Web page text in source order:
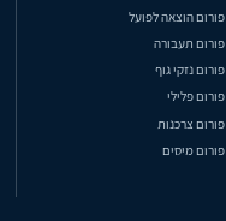
פורום הוצאה לפועל
פורום תעבורה
פורום נזקי גוף
פורום פלילי
פורום צרכנות
פורום מיסים